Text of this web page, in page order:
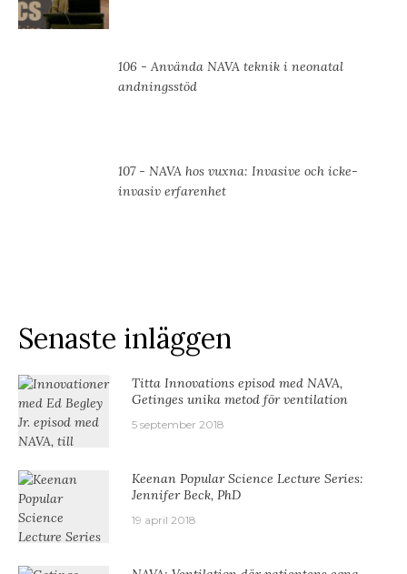
106 - Använda NAVA teknik i neonatal
andningsstöd
107 - NAVA hos vuxna: Invasive och icke-
invasiv erfarenhet
Senaste inläggen
Titta Innovations episod med NAVA,
Getinges unika metod för ventilation
5 september 2018
Keenan Popular Science Lecture Series:
Jennifer Beck, PhD
19 april 2018